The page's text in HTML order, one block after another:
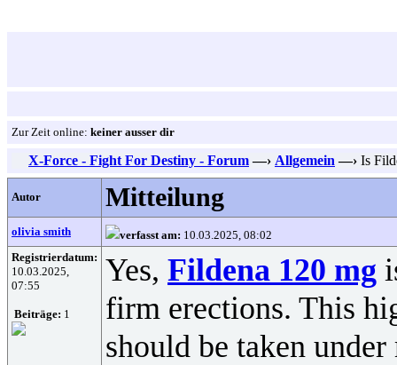
Zur Zeit online: keiner ausser dir
X-Force - Fight For Destiny - Forum —› Allgemein —› Is
Autor Mitteilung
olivia smith verfasst am: 10.03.2025, 08:02
Registrierdatum:
10.03.2025,
07:55
Beiträge: 1
Yes, Fildena 120 mg
firm erections. This
should be taken